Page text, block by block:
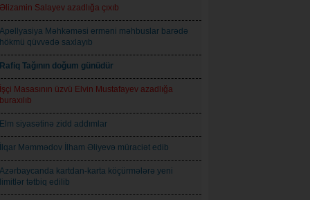
Əlizamin Salayev azadlığa çıxıb
Apellyasiya Məhkəməsi erməni məhbuslar barədə
hökmü qüvvədə saxlayıb
Rafiq Tağının doğum günüdür
İşçi Masasının üzvü Elvin Mustafayev azadlığa
buraxılıb
Elm siyasətinə zidd addımlar
İlqar Məmmədov İlham Əliyevə müraciət edib
Azərbaycanda kartdan-karta köçürmələrə yeni
limitlər tətbiq edilib